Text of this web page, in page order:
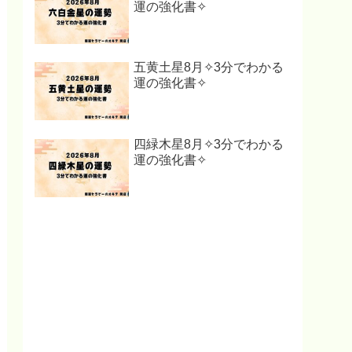
運の強化書✧
五黄土星8月✧3分でわかる
運の強化書✧
四緑木星8月✧3分でわかる
運の強化書✧